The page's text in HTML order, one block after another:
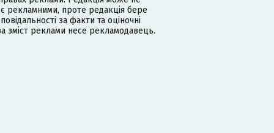
рекламними, проте редакція бере
за факти та оціночні
зміст реклами несе рекламодавець.